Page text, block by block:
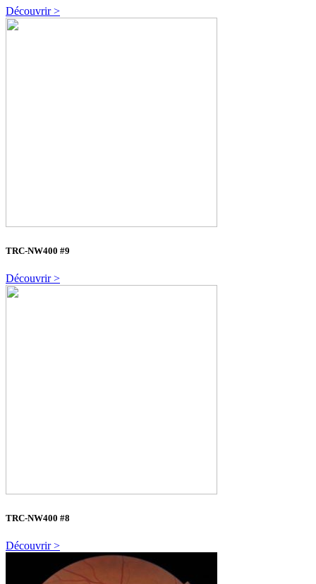
Découvrir >
TRC-NW400 #9
Découvrir >
TRC-NW400 #8
Découvrir >